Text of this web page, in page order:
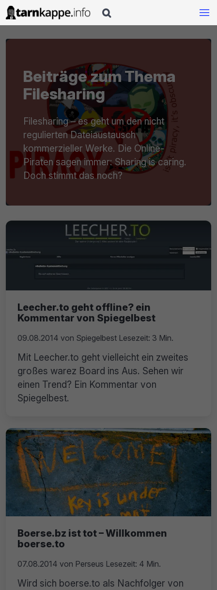

Beiträge zum Thema
Filesharing
Filesharing – es geht um den nicht
regulierten Dateiaustausch
kommerzieller Werke. Die Online-
Piraten sagen immer: Sharing is caring.
Doch stimmt das noch?
Leecher.to geht offline? ein
Kommentar von Spiegelbest
09.08.2014 von Spiegelbest Lesezeit: 3 Min.
Mit Leecher.to geht vielleicht ein zweites
großes warez Board ins Aus. Sehen wir
einen Trend? Ein Kommentar von
Spiegelbest.
Boerse.bz ist tot – Willkommen
boerse.to
07.08.2014 von Perseus Lesezeit: 4 Min.
Wird sich boerse.to als Nachfolger von